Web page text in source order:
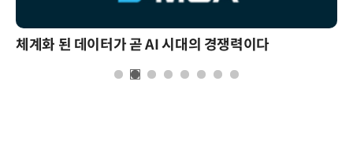
체계화 된 데이터가 곧 AI 시대의 경쟁력이다